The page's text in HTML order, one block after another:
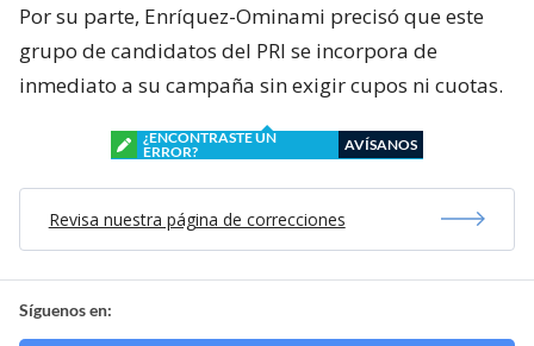
Por su parte, Enríquez-Ominami precisó que este
grupo de candidatos del PRI se incorpora de
inmediato a su campaña sin exigir cupos ni cuotas.
¿ENCONTRASTE UN
ERROR?
AVÍSANOS
Revisa nuestra página de correcciones
Síguenos en: